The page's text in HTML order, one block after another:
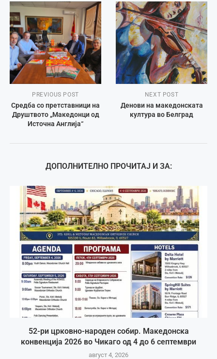
PREVIOUS POST
Средба со претставници на
Друштвото „Македонци од
Источна Англија“
NEXT POST
Денови на македонската
култура во Белград
ДОПОЛНИТЕЛНО ПРОЧИТАЈ И ЗА:
52-ри црковно-народен собир. Македонска
конвенција 2026 во Чикаго од 4 до 6 септември
август 4, 2026